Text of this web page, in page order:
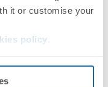
it or customise your
policy
USB A+A 2,1A